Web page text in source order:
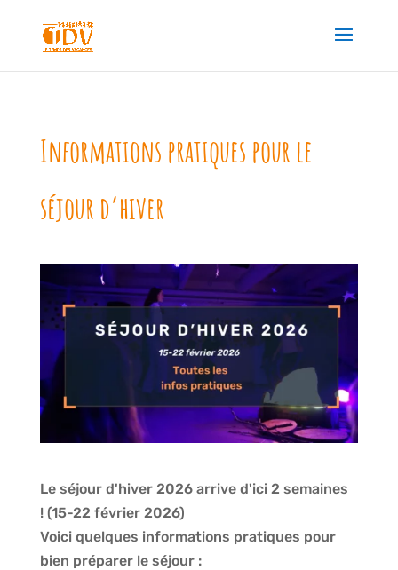
Informations pratiques pour le
séjour d’hiver
Le séjour d'hiver 2026 arrive d'ici 2 semaines
! (15-22 février 2026)
Voici quelques informations pratiques pour
bien préparer le séjour :